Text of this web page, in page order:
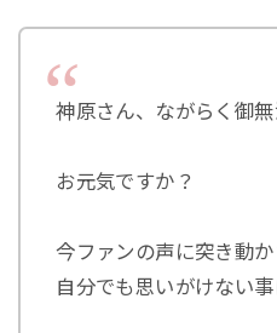
神原さん、ながらく御無
お元気ですか？
今ファンの声に突き動か
自分でも思いがけない事